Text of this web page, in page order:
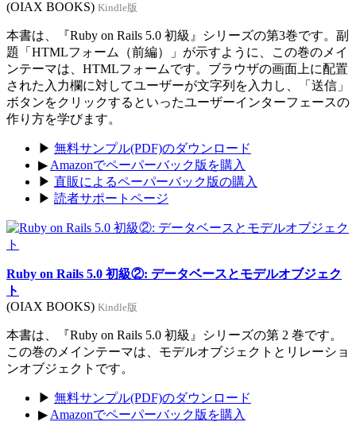
(OIAX BOOKS) Kindle版
本書は、『Ruby on Rails 5.0 初級』シリーズの第3巻です。副
題「HTMLフォーム（前編）」が示すように、この巻のメイ
ンテーマは、HTMLフォームです。ブラウザの画面上に配置
された入力欄に対してユーザーが文字列を入力し、「送信」
ボタンをクリックするといったユーザーインターフェースの
作り方を学びます。
▶ 無料サンプル(PDF)のダウンロード
▶ Amazonでペーパーバック版を購入
▶ 直販によるペーパーバック版の購入
▶ 読者サポートページ
Ruby on Rails 5.0 初級②: データベースとモデルオブジェク
ト
(OIAX BOOKS) Kindle版
本書は、『Ruby on Rails 5.0 初級』シリーズの第 2 巻です。
この巻のメインテーマは、モデルオブジェクトとリレーショ
ンオブジェクトです。
▶ 無料サンプル(PDF)のダウンロード
▶ Amazonでペーパーバック版を購入